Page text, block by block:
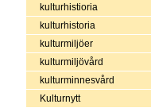
kulturhistioria
kulturhistoria
kulturmiljöer
kulturmiljövård
kulturminnesvård
Kulturnytt